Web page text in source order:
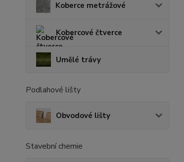
Koberce metrážové
Kobercové čtverce
Umělé trávy
Podlahové lišty
Obvodové lišty
Stavební chemie